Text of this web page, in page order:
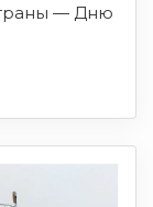
— Дню